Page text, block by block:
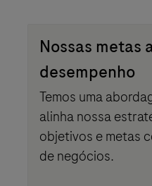
Nossas metas
desempenho
Temos uma
alinha nossa
objetivos e metas
de negócios.